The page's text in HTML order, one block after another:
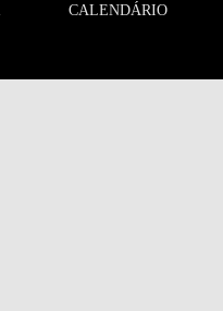
CALENDÁRIO